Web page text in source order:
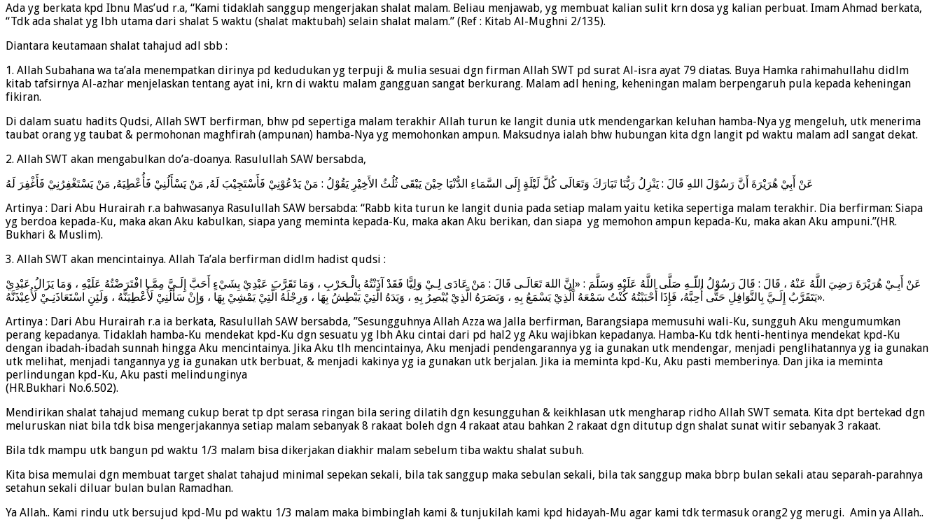
Ada yg berkata kpd Ibnu Mas’ud r.a, “Kami tidaklah sanggup mengerjakan shalat malam. Beliau menjawab, yg membuat kalian sulit krn dosa yg kalian perbuat. Imam Ahmad berkata,
“Tdk ada shalat yg lbh utama dari shalat 5 waktu (shalat maktubah) selain shalat malam.” (Ref : Kitab Al-Mughni 2/135).
Diantara keutamaan shalat tahajud adl sbb :
1. Allah Subahana wa ta’ala menempatkan dirinya pd kedudukan yg terpuji & mulia sesuai dgn firman Allah SWT pd surat Al-isra ayat 79 diatas. Buya Hamka rahimahullahu didlm
kitab tafsirnya Al-azhar menjelaskan tentang ayat ini, krn di waktu malam gangguan sangat berkurang. Malam adl hening, keheningan malam berpengaruh pula kepada keheningan
fikiran.
Di dalam suatu hadits Qudsi, Allah SWT berfirman, bhw pd sepertiga malam terakhir Allah turun ke langit dunia utk mendengarkan keluhan hamba-Nya yg mengeluh, utk menerima
taubat orang yg taubat & permohonan maghfirah (ampunan) hamba-Nya yg memohonkan ampun. Maksudnya ialah bhw hubungan kita dgn langit pd waktu malam adl sangat dekat.
2. Allah SWT akan mengabulkan do’a-doanya. Rasulullah SAW bersabda,
عَنْ أَبِيْ هُرَيْرَةَ أَنَّ رَسُوْلَ اللهِ قَالَ : يَنْزِلُ رَبُّنَا تَبَارَكَ وَتَعَالَى كُلَّ لَيْلَةٍ إِلَى السَّمَاءِ الدُّنْيَا حِيْنَ يَبْقَى ثُلُثُ الأَخِيْرِ يَقُوْلُ : مَنْ يَدْعُوْنِيْ فَأَسْتَجِيْبَ لَهُ, مَنْ يَسْأَلُنِيْ فَأُعْطِيَهُ, مَنْ يَسْتَغْفِرُنِيْ فَأَغْفِرَ لَهُ
Artinya : Dari Abu Hurairah r.a bahwasanya Rasulullah SAW bersabda: “Rabb kita turun ke langit dunia pada setiap malam yaitu ketika sepertiga malam terakhir. Dia berfirman: Siapa
yg berdoa kepada-Ku, maka akan Aku kabulkan, siapa yang meminta kepada-Ku, maka akan Aku berikan, dan siapa yg memohon ampun kepada-Ku, maka akan Aku ampuni.”(HR.
Bukhari & Muslim).
3. Allah SWT akan mencintainya. Allah Ta’ala berfirman didlm hadist qudsi :
عَنْ أَبِـيْ هُرَيْرَةَ رَضِيَ اللَّهُ عَنْهُ ، قَالَ : قَالَ رَسُوْلُ اللّـهِ صَلَّى اللَّهُ عَلَيْهِ وَسَلَّمَ : «إِنَّ اللهَ تَعَالَـى قَالَ : مَنْ عَادَى لِـيْ وَلِيًّا فَقَدْ آذَنْتُهُ بِالْـحَرْبِ ، وَمَا تَقَرَّبَ عَبْدِيْ بِشَيْءٍ أَحَبَّ إِلَـيَّ مِمَّـا افْتَرَضْتُهُ عَلَيْهِ ، وَمَا يَزَالُ عَبْدِيْ
يَتَقَرَّبُ إِلَـيَّ بِالنَّوَافِلِ حَتَّى أُحِبَّهُ، فَإِذَا أَحْبَبْتُهُ كُنْتُ سَمْعَهُ الَّذِيْ يَسْمَعُ بِهِ ، وَبَصَرَهُ الَّذِيْ يُبْصِرُ بِهِ ، وَيَدَهُ الَّتِيْ يَبْطِشُ بِهَا ، وَرِجْلَهُ الَّتِيْ يَمْشِيْ بِهَا ، وَإِنْ سَأَلَنِيْ لَأُعْطِيَنَّهُ ، وَلَئِنِ اسْتَعَاذَنِـيْ لَأُعِيْذَنَّهُ».
Artinya : Dari Abu Hurairah r.a ia berkata, Rasulullah SAW bersabda, ”Sesungguhnya Allah Azza wa Jalla berfirman, Barangsiapa memusuhi wali-Ku, sungguh Aku mengumumkan
perang kepadanya. Tidaklah hamba-Ku mendekat kpd-Ku dgn sesuatu yg lbh Aku cintai dari pd hal2 yg Aku wajibkan kepadanya. Hamba-Ku tdk henti-hentinya mendekat kpd-Ku
dengan ibadah-ibadah sunnah hingga Aku mencintainya. Jika Aku tlh mencintainya, Aku menjadi pendengarannya yg ia gunakan utk mendengar, menjadi penglihatannya yg ia gunakan
utk melihat, menjadi tangannya yg ia gunakan utk berbuat, & menjadi kakinya yg ia gunakan utk berjalan. Jika ia meminta kpd-Ku, Aku pasti memberinya. Dan jika ia meminta
perlindungan kpd-Ku, Aku pasti melindunginya
(HR.Bukhari No.6.502).
Mendirikan shalat tahajud memang cukup berat tp dpt serasa ringan bila sering dilatih dgn kesungguhan & keikhlasan utk mengharap ridho Allah SWT semata. Kita dpt bertekad dgn
meluruskan niat bila tdk bisa mengerjakannya setiap malam sebanyak 8 rakaat boleh dgn 4 rakaat atau bahkan 2 rakaat dgn ditutup dgn shalat sunat witir sebanyak 3 rakaat.
Bila tdk mampu utk bangun pd waktu 1/3 malam bisa dikerjakan diakhir malam sebelum tiba waktu shalat subuh.
Kita bisa memulai dgn membuat target shalat tahajud minimal sepekan sekali, bila tak sanggup maka sebulan sekali, bila tak sanggup maka bbrp bulan sekali atau separah-parahnya
setahun sekali diluar bulan bulan Ramadhan.
Ya Allah.. Kami rindu utk bersujud kpd-Mu pd waktu 1/3 malam maka bimbinglah kami & tunjukilah kami kpd hidayah-Mu agar kami tdk termasuk orang2 yg merugi. Amin ya Allah..